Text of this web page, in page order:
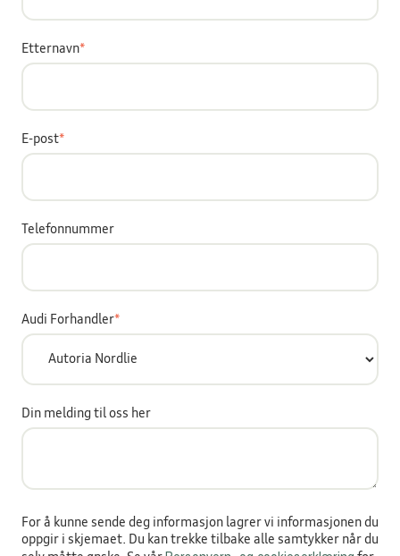
Etternavn*
E-post*
Telefonnummer
Audi Forhandler*
Din melding til oss her
For å kunne sende deg informasjon lagrer vi informasjonen du
oppgir i skjemaet. Du kan trekke tilbake alle samtykker når du